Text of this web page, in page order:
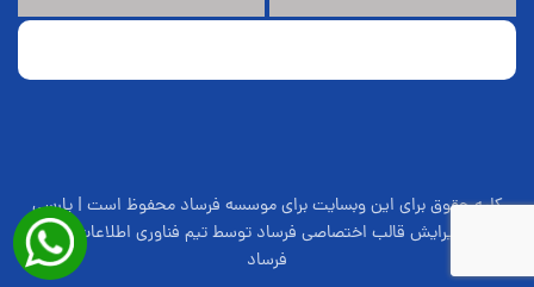
کلیه حقوق برای این وبسایت برای موسسه فرساد محفوظ است | پارسی
سازی و ویرایش قالب اختصاصی فرساد توسط تیم فناوری اطلاعات موسسه
فرساد